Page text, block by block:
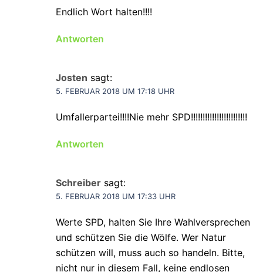
Endlich Wort halten!!!!
Antworten
Josten sagt:
5. FEBRUAR 2018 UM 17:18 UHR
Umfallerpartei!!!!Nie mehr SPD!!!!!!!!!!!!!!!!!!!!!!!!
Antworten
Schreiber sagt:
5. FEBRUAR 2018 UM 17:33 UHR
Werte SPD, halten Sie Ihre Wahlversprechen
und schützen Sie die Wölfe. Wer Natur
schützen will, muss auch so handeln. Bitte,
nicht nur in diesem Fall, keine endlosen